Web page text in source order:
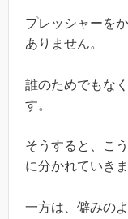
プレッシャーを
ありません。
誰のためでもな
す。
そうすると、こ
に分かれていきま
一方は、僻みの